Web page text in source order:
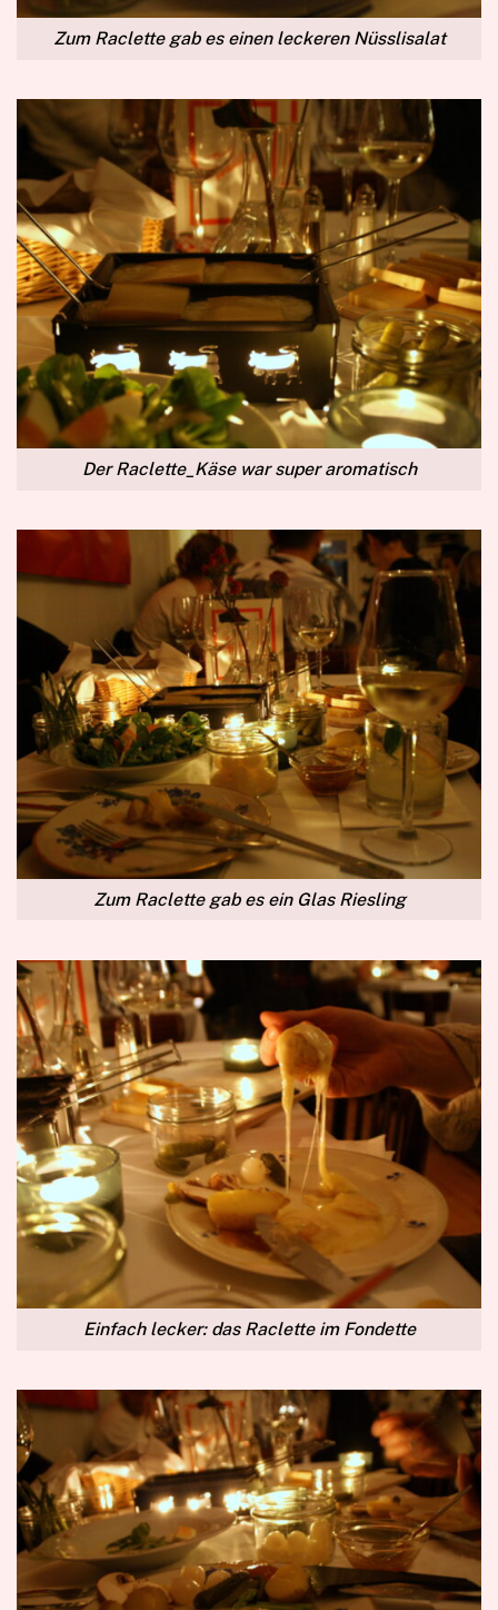
Zum Raclette gab es einen leckeren Nüsslisalat
Der Raclette_Käse war super aromatisch
Zum Raclette gab es ein Glas Riesling
Einfach lecker: das Raclette im Fondette